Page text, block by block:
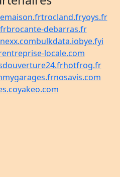
trocland.fryoys.fr
brocante-debarras.fr
bulkdata.iobye.fyi
entreprise-locale.com
hotfrog.fr
mygarages.frnosavis.com
yakeo.com